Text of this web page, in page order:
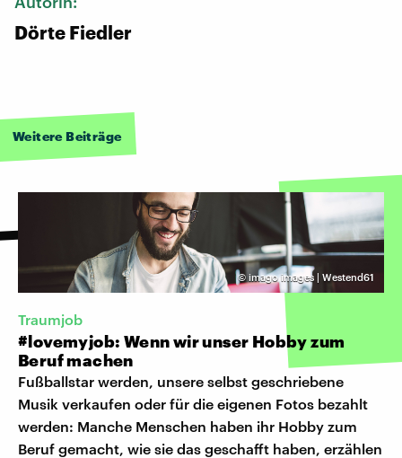
Dörte Fiedler
Weitere Beiträge
© imago images | Westend61
Traumjob
#lovemyjob: Wenn wir unser Hobby zum
Beruf machen
Fußballstar werden, unsere selbst geschriebene
Musik verkaufen oder für die eigenen Fotos bezahlt
werden: Manche Menschen haben ihr Hobby zum
Beruf gemacht, wie sie das geschafft haben, erzählen